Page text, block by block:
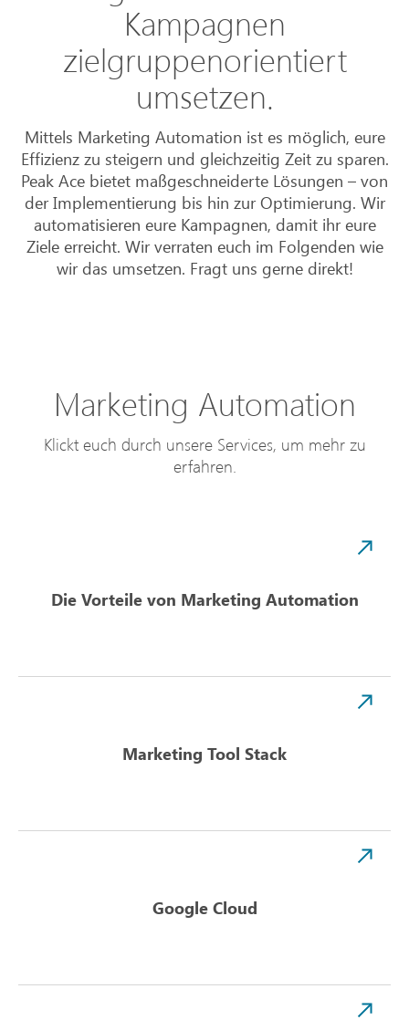
Kampagnen
zielgruppenorientiert
umsetzen.
Mittels Marketing Automation ist es möglich, eure
Effizienz zu steigern und gleichzeitig Zeit zu sparen.
Peak Ace bietet maßgeschneiderte Lösungen – von
der Implementierung bis hin zur Optimierung. Wir
automatisieren eure Kampagnen, damit ihr eure
Ziele erreicht. Wir verraten euch im Folgenden wie
wir das umsetzen. Fragt uns gerne direkt!
Marketing Automation
Klickt euch durch unsere Services, um mehr zu
erfahren.
Die Vorteile von Marketing Automation
Marketing Tool Stack
Google Cloud